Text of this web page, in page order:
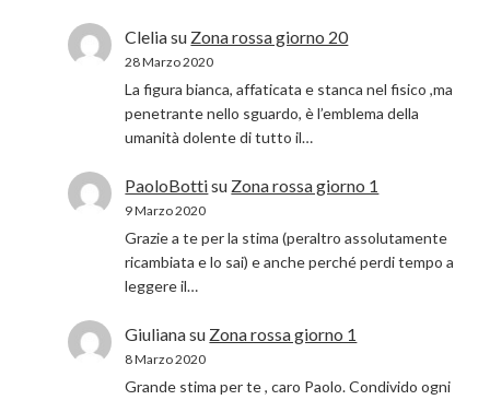
Cleliasu Zona rossa giorno 20
28 Marzo 2020
La figura bianca, affaticata e stanca nel fisico ,ma
penetrante nello sguardo, è l’emblema della
umanità dolente di tutto il…
PaoloBottisu Zona rossa giorno 1
9 Marzo 2020
Grazie a te per la stima (peraltro assolutamente
ricambiata e lo sai) e anche perché perdi tempo a
leggere il…
Giulianasu Zona rossa giorno 1
8 Marzo 2020
Grande stima per te , caro Paolo. Condivido ogni